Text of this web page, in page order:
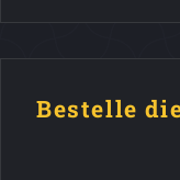
Bestelle